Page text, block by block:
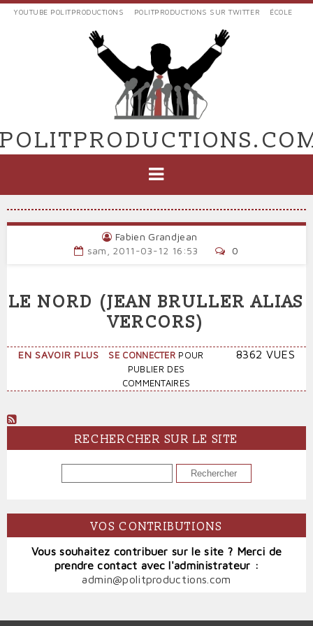
Aller
EXTERNES
POLIT'PRODUCTIONS
YOUTUBE POLITPRODUCTIONS POLITPRODUCTIONS SUR TWITTER ÉCOLE
PRINCIPALE
Fabien Grandjean
sam, 2011-03-12 16:53
0
LE NORD (JEAN BRULLER ALIAS
VERCORS)
EN SAVOIR PLUS SUR
NORD
ALIAS
VERCORS)
SE CONNECTER POUR
PUBLIER DES
COMMENTAIRES
8362 VUES
RECHERCHER SUR LE SITE
RECHERCHER
VOS CONTRIBUTIONS
Vous souhaitez contribuer sur le site ? Merci de
prendre contact avec l'administrateur :
admin@politproductions.com